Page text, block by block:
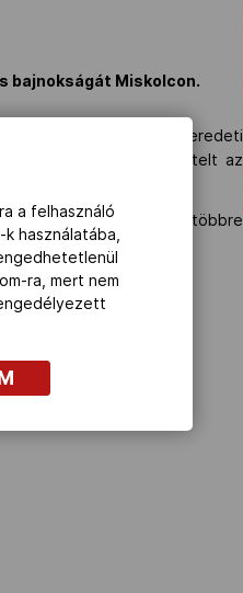
bajnokságát Miskolcon.
nyújtotta. Kozák nem eredeti
felségterületén menetelt az
az olimpia után sokkal többre
a felhasználó
használatába,
ra, mert nem